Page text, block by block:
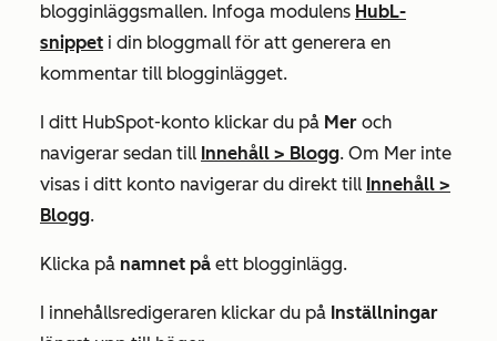
blogginläggsmallen. Infoga modulens HubL-
snippet i din bloggmall för att generera en
kommentar till blogginlägget.
I ditt HubSpot-konto klickar du på Mer och
navigerar sedan till Innehåll > Blogg. Om Mer inte
visas i ditt konto navigerar du direkt till Innehåll >
Blogg.
Klicka på namnet på ett blogginlägg.
I innehållsredigeraren klickar du på Inställningar